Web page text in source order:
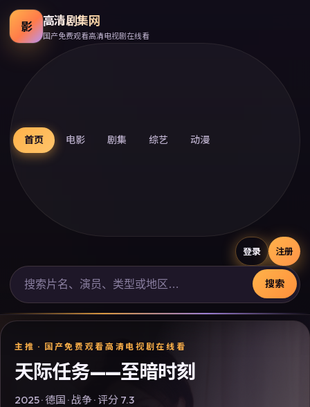
影 高清剧集网
国产免费观看高清电视剧在线看
首页 电影 剧集 综艺 动漫
登录 注册
搜索
主推 · 国产免费观看高清电视剧在线看
天际任务——至暗时刻
2025· 德国 · 战争· 评分 7.3